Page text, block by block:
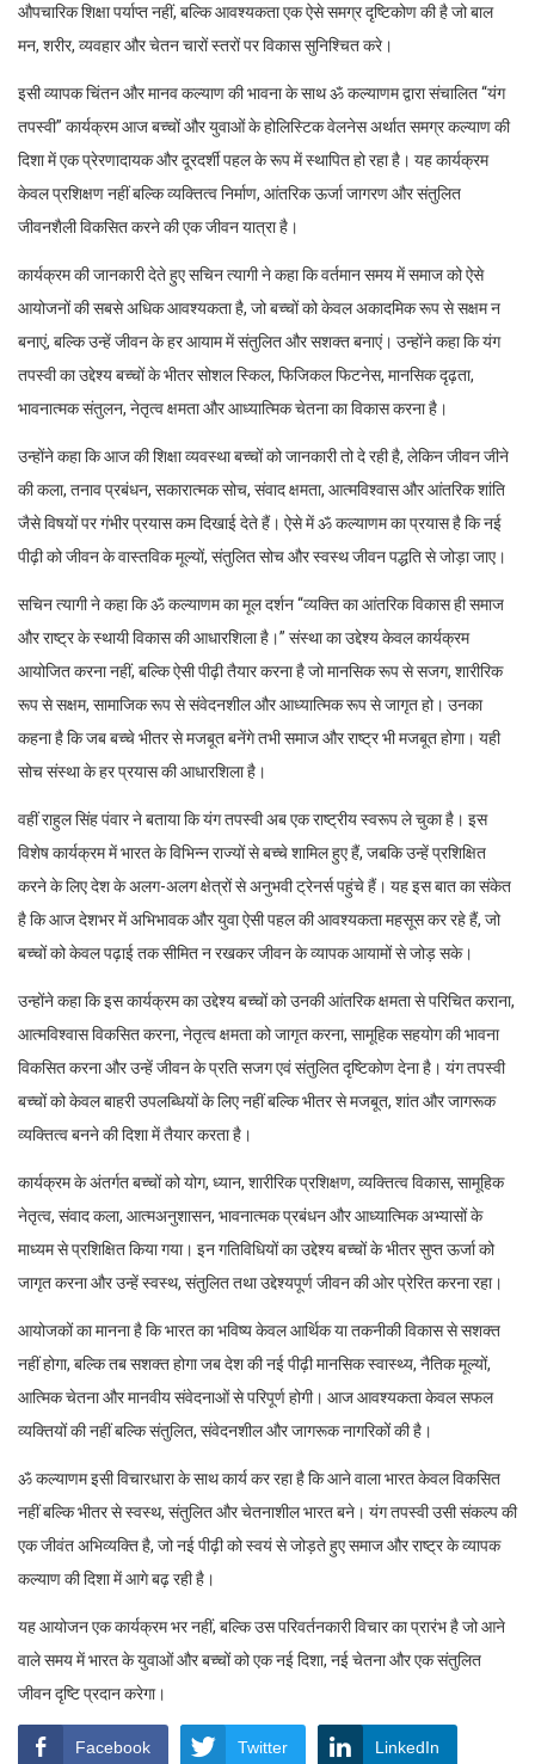
औपचारिक शिक्षा पर्याप्त नहीं, बल्कि आवश्यकता एक ऐसे समग्र दृष्टिकोण की है जो बाल
मन, शरीर, व्यवहार और चेतन चारों स्तरों पर विकास सुनिश्चित करे।
इसी व्यापक चिंतन और मानव कल्याण की भावना के साथ ॐ कल्याणम द्वारा संचालित “यंग
तपस्वी” कार्यक्रम आज बच्चों और युवाओं के होलिस्टिक वेलनेस अर्थात समग्र कल्याण की
दिशा में एक प्रेरणादायक और दूरदर्शी पहल के रूप में स्थापित हो रहा है। यह कार्यक्रम
केवल प्रशिक्षण नहीं बल्कि व्यक्तित्व निर्माण, आंतरिक ऊर्जा जागरण और संतुलित
जीवनशैली विकसित करने की एक जीवन यात्रा है।
कार्यक्रम की जानकारी देते हुए सचिन त्यागी ने कहा कि वर्तमान समय में समाज को ऐसे
आयोजनों की सबसे अधिक आवश्यकता है, जो बच्चों को केवल अकादमिक रूप से सक्षम न
बनाएं, बल्कि उन्हें जीवन के हर आयाम में संतुलित और सशक्त बनाएं। उन्होंने कहा कि यंग
तपस्वी का उद्देश्य बच्चों के भीतर सोशल स्किल, फिजिकल फिटनेस, मानसिक दृढ़ता,
भावनात्मक संतुलन, नेतृत्व क्षमता और आध्यात्मिक चेतना का विकास करना है।
उन्होंने कहा कि आज की शिक्षा व्यवस्था बच्चों को जानकारी तो दे रही है, लेकिन जीवन जीने
की कला, तनाव प्रबंधन, सकारात्मक सोच, संवाद क्षमता, आत्मविश्वास और आंतरिक शांति
जैसे विषयों पर गंभीर प्रयास कम दिखाई देते हैं। ऐसे में ॐ कल्याणम का प्रयास है कि नई
पीढ़ी को जीवन के वास्तविक मूल्यों, संतुलित सोच और स्वस्थ जीवन पद्धति से जोड़ा जाए।
सचिन त्यागी ने कहा कि ॐ कल्याणम का मूल दर्शन “व्यक्ति का आंतरिक विकास ही समाज
और राष्ट्र के स्थायी विकास की आधारशिला है।” संस्था का उद्देश्य केवल कार्यक्रम
आयोजित करना नहीं, बल्कि ऐसी पीढ़ी तैयार करना है जो मानसिक रूप से सजग, शारीरिक
रूप से सक्षम, सामाजिक रूप से संवेदनशील और आध्यात्मिक रूप से जागृत हो। उनका
कहना है कि जब बच्चे भीतर से मजबूत बनेंगे तभी समाज और राष्ट्र भी मजबूत होगा। यही
सोच संस्था के हर प्रयास की आधारशिला है।
वहीं राहुल सिंह पंवार ने बताया कि यंग तपस्वी अब एक राष्ट्रीय स्वरूप ले चुका है। इस
विशेष कार्यक्रम में भारत के विभिन्न राज्यों से बच्चे शामिल हुए हैं, जबकि उन्हें प्रशिक्षित
करने के लिए देश के अलग-अलग क्षेत्रों से अनुभवी ट्रेनर्स पहुंचे हैं। यह इस बात का संकेत
है कि आज देशभर में अभिभावक और युवा ऐसी पहल की आवश्यकता महसूस कर रहे हैं, जो
बच्चों को केवल पढ़ाई तक सीमित न रखकर जीवन के व्यापक आयामों से जोड़ सके।
उन्होंने कहा कि इस कार्यक्रम का उद्देश्य बच्चों को उनकी आंतरिक क्षमता से परिचित कराना,
आत्मविश्वास विकसित करना, नेतृत्व क्षमता को जागृत करना, सामूहिक सहयोग की भावना
विकसित करना और उन्हें जीवन के प्रति सजग एवं संतुलित दृष्टिकोण देना है। यंग तपस्वी
बच्चों को केवल बाहरी उपलब्धियों के लिए नहीं बल्कि भीतर से मजबूत, शांत और जागरूक
व्यक्तित्व बनने की दिशा में तैयार करता है।
कार्यक्रम के अंतर्गत बच्चों को योग, ध्यान, शारीरिक प्रशिक्षण, व्यक्तित्व विकास, सामूहिक
नेतृत्व, संवाद कला, आत्मअनुशासन, भावनात्मक प्रबंधन और आध्यात्मिक अभ्यासों के
माध्यम से प्रशिक्षित किया गया। इन गतिविधियों का उद्देश्य बच्चों के भीतर सुप्त ऊर्जा को
जागृत करना और उन्हें स्वस्थ, संतुलित तथा उद्देश्यपूर्ण जीवन की ओर प्रेरित करना रहा।
आयोजकों का मानना है कि भारत का भविष्य केवल आर्थिक या तकनीकी विकास से सशक्त
नहीं होगा, बल्कि तब सशक्त होगा जब देश की नई पीढ़ी मानसिक स्वास्थ्य, नैतिक मूल्यों,
आत्मिक चेतना और मानवीय संवेदनाओं से परिपूर्ण होगी। आज आवश्यकता केवल सफल
व्यक्तियों की नहीं बल्कि संतुलित, संवेदनशील और जागरूक नागरिकों की है।
ॐ कल्याणम इसी विचारधारा के साथ कार्य कर रहा है कि आने वाला भारत केवल विकसित
नहीं बल्कि भीतर से स्वस्थ, संतुलित और चेतनाशील भारत बने। यंग तपस्वी उसी संकल्प की
एक जीवंत अभिव्यक्ति है, जो नई पीढ़ी को स्वयं से जोड़ते हुए समाज और राष्ट्र के व्यापक
कल्याण की दिशा में आगे बढ़ रही है।
यह आयोजन एक कार्यक्रम भर नहीं, बल्कि उस परिवर्तनकारी विचार का प्रारंभ है जो आने
वाले समय में भारत के युवाओं और बच्चों को एक नई दिशा, नई चेतना और एक संतुलित
जीवन दृष्टि प्रदान करेगा।
Facebook Twitter LinkedIn